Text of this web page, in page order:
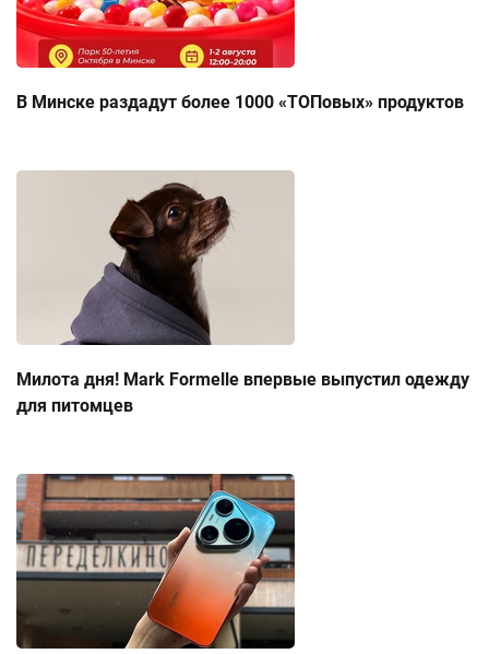
В Минске раздадут более 1000 «ТОПовых» продуктов
Милота дня! Mark Formelle впервые выпустил одежду
для питомцев